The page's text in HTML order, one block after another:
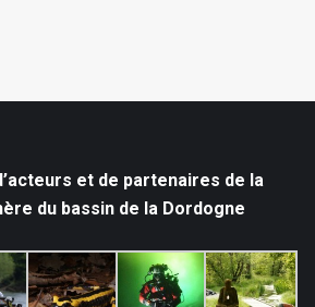
et de partenaires de la
du bassin de la Dordogne